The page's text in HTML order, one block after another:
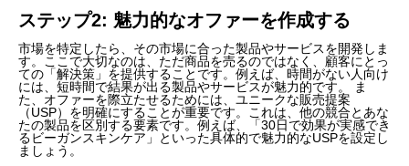
ステップ2: 魅力的なオファーを作成する
市場を特定したら、その市場に合った製品やサービスを開発しま
す。ここで大切なのは、ただ商品を売るのではなく、顧客にとっ
ての「解決策」を提供することです。例えば、時間がない人向け
には、短時間で結果が出る製品やサービスが魅力的です。 ま
た、オファーを際立たせるためには、ユニークな販売提案
（USP）を明確にすることが重要です。これは、他の競合とあな
たの製品を区別する要素です。例えば、「30日で効果が実感でき
るビーガンスキンケア」といった具体的で魅力的なUSPを設定し
ましょう。